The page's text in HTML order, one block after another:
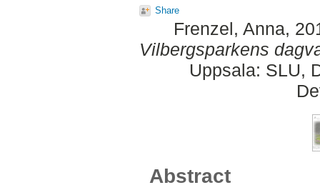
Share
Frenzel, Anna,
Vilbergsparkens
Uppsala: SLU,
Abstract